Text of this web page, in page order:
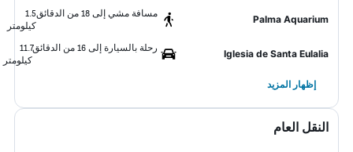
Palma Aquarium
مسافة مشي إلى 18 من الدقائق
1.5
كيلومتر
Iglesia de Santa Eulalia
رحلة بالسيارة إلى 16 من الدقائق
11.7
كيلومتر
إظهار المزيد
النقل العام